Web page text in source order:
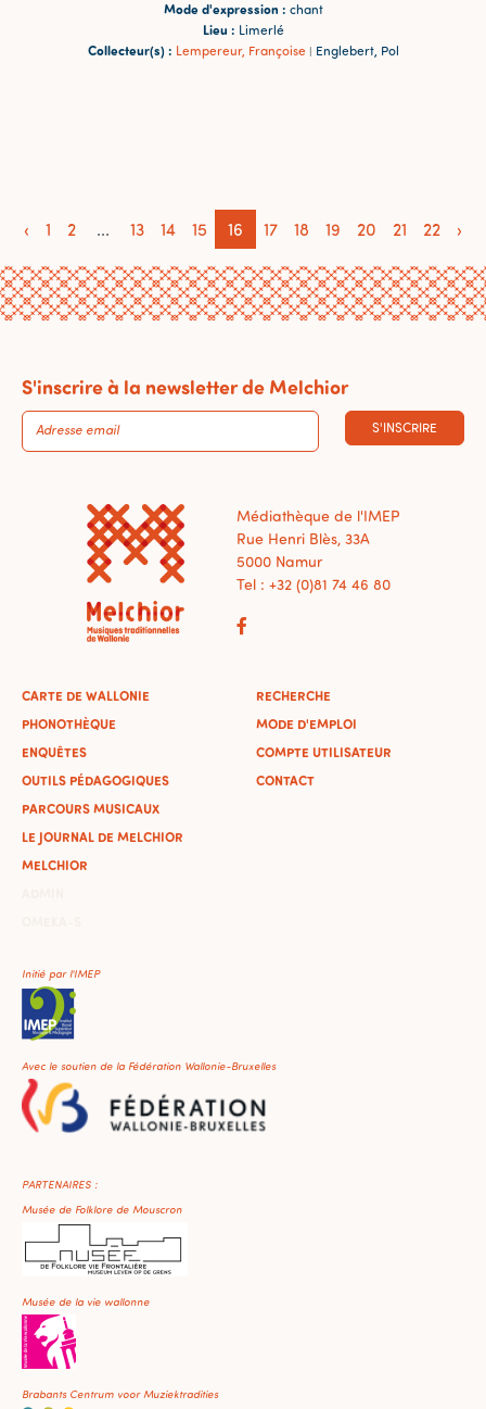
Mode d'expression : chant
Lieu : Limerlé
Collecteur(s) : Lempereur, Françoise | Englebert, Pol
‹ 1 2 ... 13 14 15 16 17 18 19 20 21 22 ›
S'inscrire à la newsletter de Melchior
S'INSCRIRE
Médiathèque de l'IMEP
Rue Henri Blès, 33A
5000 Namur
Tel : +32 (0)81 74 46 80
CARTE DE WALLONIE
PHONOTHÈQUE
ENQUÊTES
OUTILS PÉDAGOGIQUES
PARCOURS MUSICAUX
LE JOURNAL DE MELCHIOR
MELCHIOR
RECHERCHE
MODE D'EMPLOI
COMPTE UTILISATEUR
CONTACT
Initié par l'IMEP
Avec le soutien de la Fédération Wallonie-Bruxelles
PARTENAIRES :
Musée de Folklore de Mouscron
Musée de la vie wallonne
Brabants Centrum voor Muziektradities